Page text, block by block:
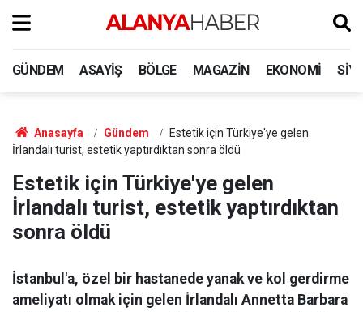
GÜNDEM ASAYIŞ BÖLGE MAGAZIN EKONOMI
Anasayfa Gündem
Estetik için Türkiye'ye gelen
İrlandalı turist, estetik yaptırdıktan sonra öldü
Estetik için Türkiye'ye gelen
İrlandalı turist, estetik yaptırdıktan
sonra öldü
İstanbul'a, özel bir hastanede yanak ve kol gerdirme
ameliyatı olmak için gelen İrlandalı Annetta Barbara